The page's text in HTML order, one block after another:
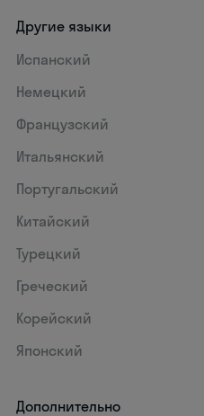
Другие языки
Испанский
Немецкий
Французский
Итальянский
Португальский
Китайский
Турецкий
Греческий
Корейский
Японский
Дополнительно